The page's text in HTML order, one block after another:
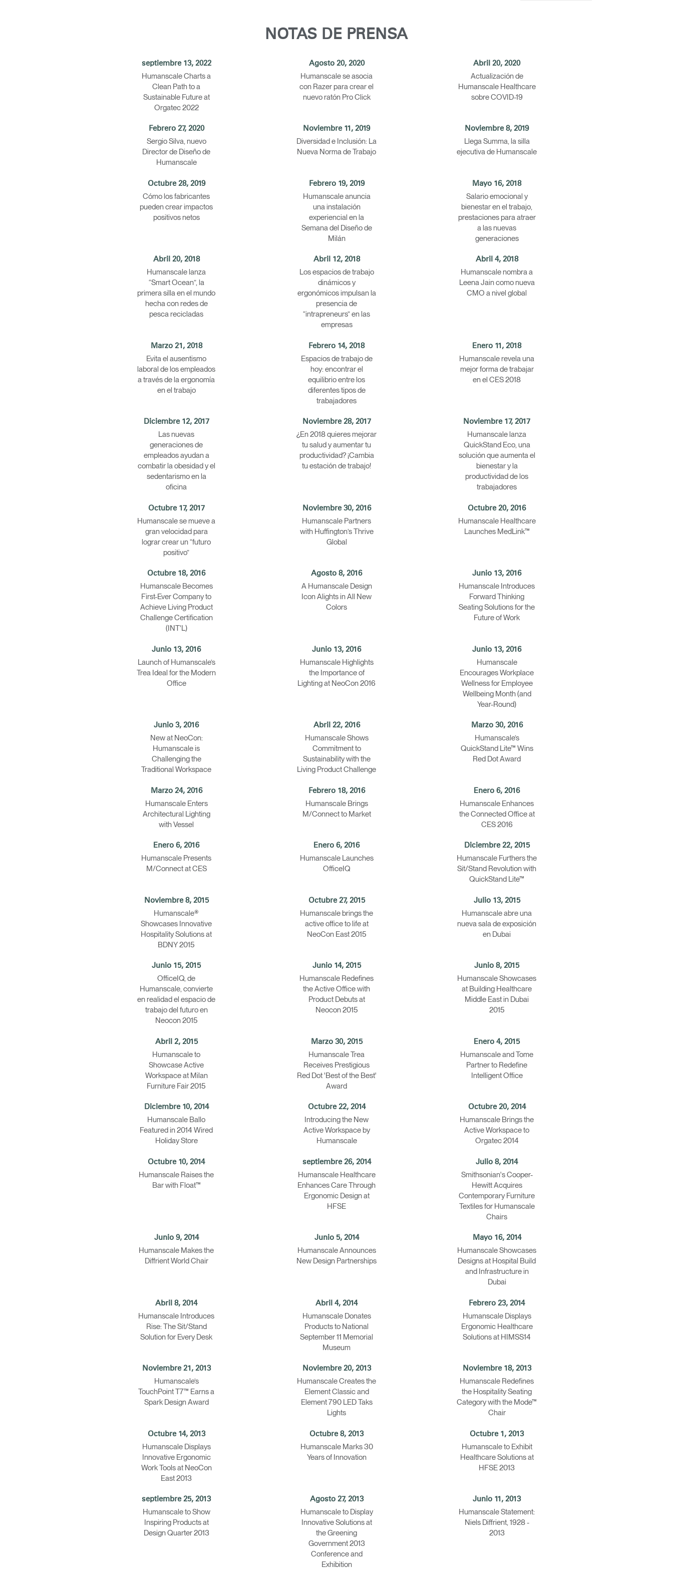
Seleccione su ubicación
REGISTRO
Close
Dialog
NOTAS DE PRENSA
septiembre 13, 2022
Humanscale Charts a
Clean Path to a
Sustainable Future at
Orgatec 2022
Agosto 20, 2020
Humanscale se asocia
con Razer para crear el
nuevo ratón Pro Click
Abril 20, 2020
Actualización de
Humanscale Healthcare
sobre COVID-19
Febrero 27, 2020
Sergio Silva, nuevo
Director de Diseño de
Humanscale
Noviembre 11, 2019
Diversidad e Inclusión: La
Nueva Norma de Trabajo
Noviembre 8, 2019
Llega Summa, la silla
ejecutiva de Humanscale
Octubre 28, 2019
Cómo los fabricantes
pueden crear impactos
positivos netos
Febrero 19, 2019
Humanscale anuncia
una instalación
experiencial en la
Semana del Diseño de
Milán
Mayo 16, 2018
Salario emocional y
bienestar en el trabajo,
prestaciones para atraer
a las nuevas
generaciones
Abril 20, 2018
Humanscale lanza
“Smart Ocean”, la
primera silla en el mundo
hecha con redes de
pesca recicladas
Abril 12, 2018
Los espacios de trabajo
dinámicos y
ergonómicos impulsan la
presencia de
“intrapreneurs” en las
empresas
Abril 4, 2018
Humanscale nombra a
Leena Jain como nueva
CMO a nivel global
Marzo 21, 2018
Evita el ausentismo
laboral de los empleados
a través de la ergonomía
en el trabajo
Febrero 14, 2018
Espacios de trabajo de
hoy: encontrar el
equilibrio entre los
diferentes tipos de
trabajadores
Enero 11, 2018
Humanscale revela una
mejor forma de trabajar
en el CES 2018
Diciembre 12, 2017
Las nuevas
generaciones de
empleados ayudan a
combatir la obesidad y el
sedentarismo en la
oficina
Noviembre 28, 2017
¿En 2018 quieres mejorar
tu salud y aumentar tu
productividad? ¡Cambia
tu estación de trabajo!
Noviembre 17, 2017
Humanscale lanza
QuickStand Eco, una
solución que aumenta el
bienestar y la
productividad de los
trabajadores
Octubre 17, 2017
Humanscale se mueve a
gran velocidad para
lograr crear un “futuro
positivo”
Noviembre 30, 2016
Humanscale Partners
with Huffington’s Thrive
Global
Octubre 20, 2016
Humanscale Healthcare
Launches MedLink™
Octubre 18, 2016
Humanscale Becomes
First-Ever Company to
Achieve Living Product
Challenge Certification
(INT'L)
Agosto 8, 2016
A Humanscale Design
Icon Alights in All New
Colors
Junio 13, 2016
Humanscale Introduces
Forward Thinking
Seating Solutions for the
Future of Work
Junio 13, 2016
Launch of Humanscale’s
Trea Ideal for the Modern
Office
Junio 13, 2016
Humanscale Highlights
the Importance of
Lighting at NeoCon 2016
Junio 13, 2016
Humanscale
Encourages Workplace
Wellness for Employee
Wellbeing Month (and
Year-Round)
Junio 3, 2016
New at NeoCon:
Humanscale is
Challenging the
Traditional Workspace
Abril 22, 2016
Humanscale Shows
Commitment to
Sustainability with the
Living Product Challenge
Marzo 30, 2016
Humanscale’s
QuickStand Lite™ Wins
Red Dot Award
Marzo 24, 2016
Humanscale Enters
Architectural Lighting
with Vessel
Febrero 18, 2016
Humanscale Brings
M/Connect to Market
Enero 6, 2016
Humanscale Enhances
the Connected Office at
CES 2016
Enero 6, 2016
Humanscale Presents
M/Connect at CES
Enero 6, 2016
Humanscale Launches
OfficeIQ
Diciembre 22, 2015
Humanscale Furthers the
Sit/Stand Revolution with
QuickStand Lite™
Noviembre 8, 2015
Humanscale®
Showcases Innovative
Hospitality Solutions at
BDNY 2015
Octubre 27, 2015
Humanscale brings the
active office to life at
NeoCon East 2015
Julio 13, 2015
Humanscale abre una
nueva sala de exposición
en Dubai
Junio 15, 2015
OfficeIQ, de
Humanscale, convierte
en realidad el espacio de
trabajo del futuro en
Neocon 2015
Junio 14, 2015
Humanscale Redefines
the Active Office with
Product Debuts at
Neocon 2015
Junio 8, 2015
Humanscale Showcases
at Building Healthcare
Middle East in Dubai
2015
Abril 2, 2015
Humanscale to
Showcase Active
Workspace at Milan
Furniture Fair 2015
Marzo 30, 2015
Humanscale Trea
Receives Prestigious
Red Dot 'Best of the Best'
Award
Enero 4, 2015
Humanscale and Tome
Partner to Redefine
Intelligent Office
Diciembre 10, 2014
Humanscale Ballo
Featured in 2014 Wired
Holiday Store
Octubre 22, 2014
Introducing the New
Active Workspace by
Humanscale
Octubre 20, 2014
Humanscale Brings the
Active Workspace to
Orgatec 2014
Octubre 10, 2014
Humanscale Raises the
Bar with Float™
septiembre 26, 2014
Humanscale Healthcare
Enhances Care Through
Ergonomic Design at
HFSE
Julio 8, 2014
Smithsonian's Cooper-
Hewitt Acquires
Contemporary Furniture
Textiles for Humanscale
Chairs
Junio 9, 2014
Humanscale Makes the
Diffrient World Chair
Junio 5, 2014
Humanscale Announces
New Design Partnerships
Mayo 16, 2014
Humanscale Showcases
Designs at Hospital Build
and Infrastructure in
Dubai
Abril 8, 2014
Humanscale Introduces
Rise: The Sit/Stand
Solution for Every Desk
Abril 4, 2014
Humanscale Donates
Products to National
September 11 Memorial
Museum
Febrero 23, 2014
Humanscale Displays
Ergonomic Healthcare
Solutions at HIMSS14
Noviembre 21, 2013
Humanscale’s
TouchPoint T7™ Earns a
Spark Design Award
Noviembre 20, 2013
Humanscale Creates the
Element Classic and
Element 790 LED Taks
Lights
Noviembre 18, 2013
Humanscale Redefines
the Hospitality Seating
Category with the Mode™
Chair
Octubre 14, 2013
Humanscale Displays
Innovative Ergonomic
Work Tools at NeoCon
East 2013
Octubre 8, 2013
Humanscale Marks 30
Years of Innovation
Octubre 1, 2013
Humanscale to Exhibit
Healthcare Solutions at
HFSE 2013
septiembre 25, 2013
Humanscale to Show
Inspiring Products at
Design Quarter 2013
Agosto 27, 2013
Humanscale to Display
Innovative Solutions at
the Greening
Government 2013
Conference and
Exhibition
Junio 11, 2013
Humanscale Statement:
Niels Diffrient, 1928 -
2013